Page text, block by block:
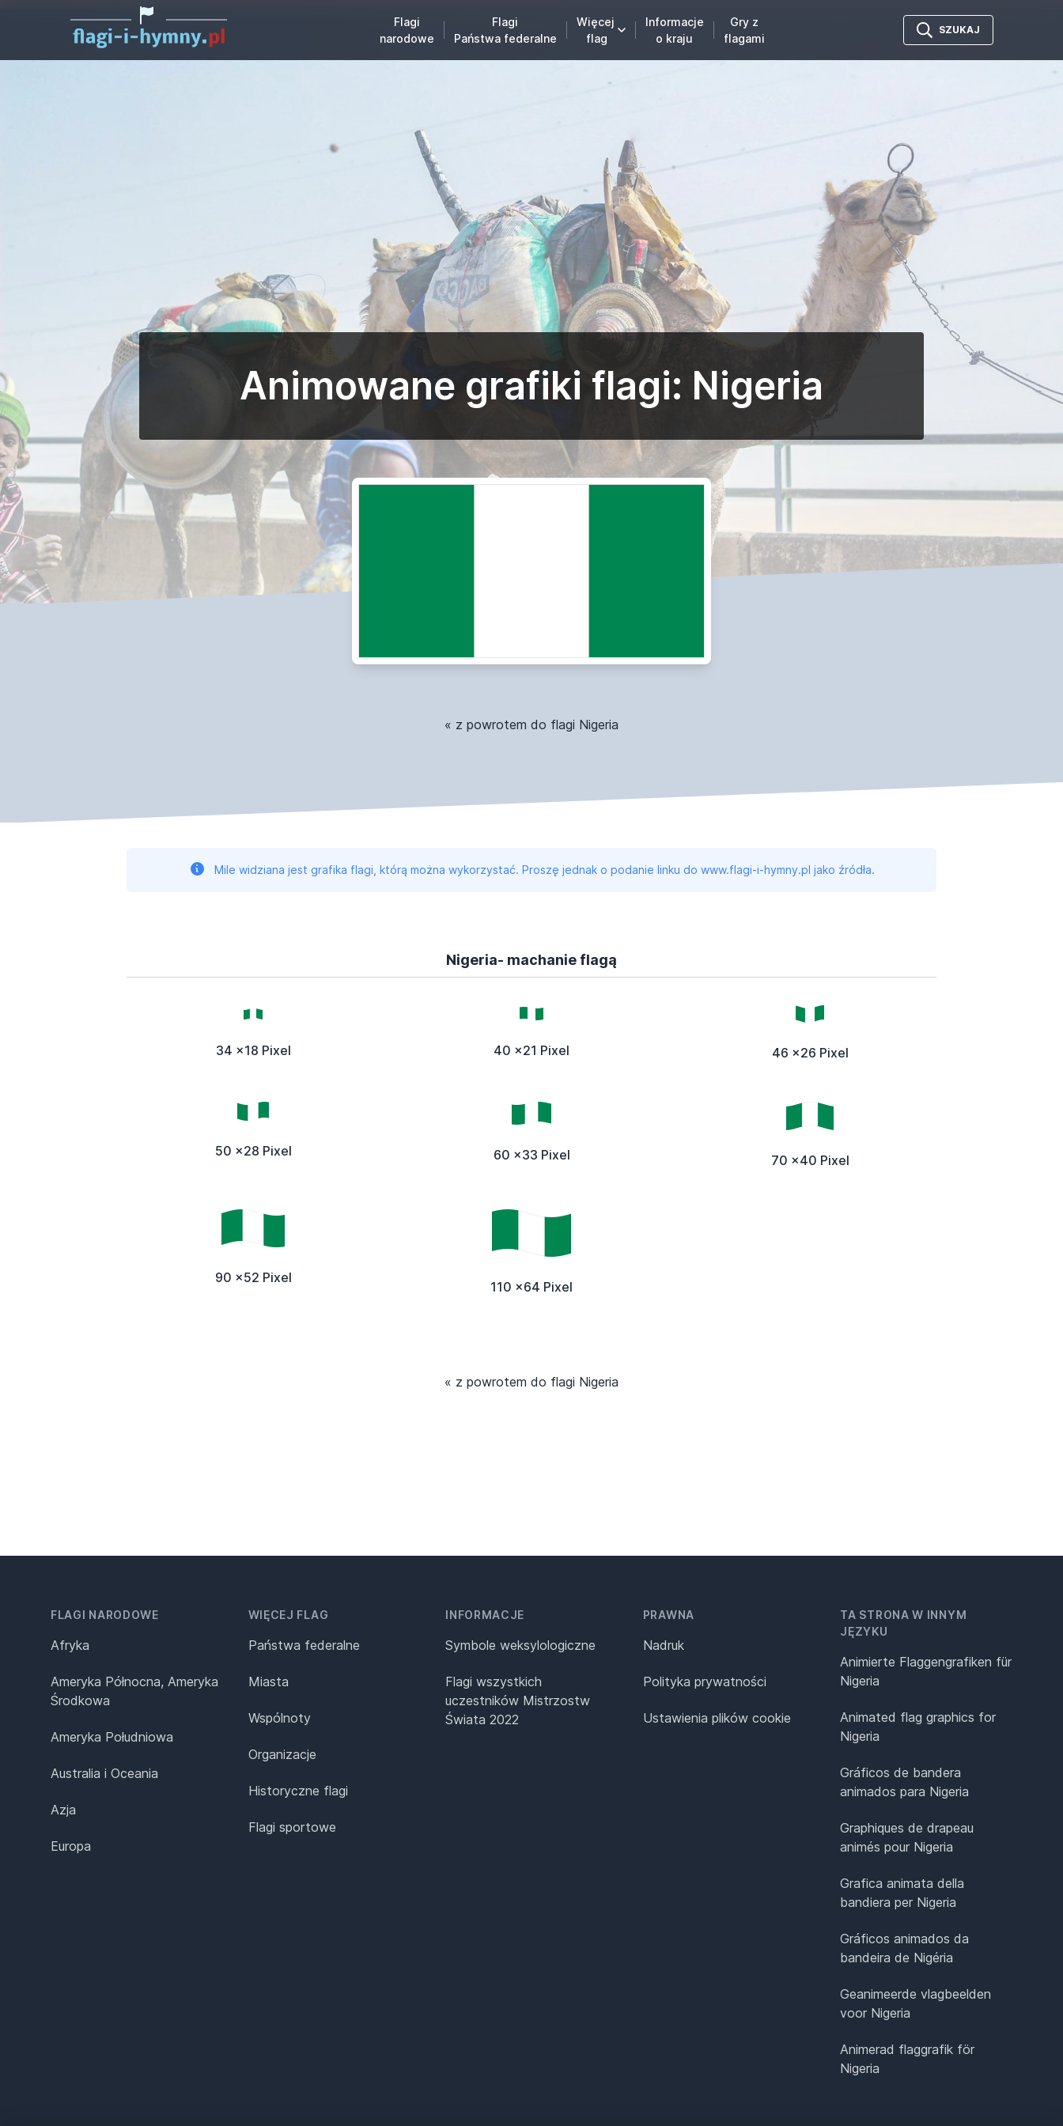
Flagi
narodowe
Flagi
Państwa federalne
Więcej
flag
Informacje
o kraju
Gry z
flagami
SZUKAJ
Animowane grafiki flagi: Nigeria
« z powrotem do flagi Nigeria
Mile widziana jest grafika flagi, którą można wykorzystać. Proszę jednak o podanie linku do www.flagi-i-hymny.pl jako źródła.
Nigeria- machanie flagą
34 x18 Pixel 40 x21 Pixel 46 x26 Pixel
50 x28 Pixel 60 x33 Pixel 70 x40 Pixel
90 x52 Pixel
110 x64 Pixel
« z powrotem do flagi Nigeria
FLAGI NARODOWE
Afryka
Ameryka Północna, Ameryka
Środkowa
Ameryka Południowa
Australia i Oceania
Azja
Europa
WIĘCEJ FLAG
Państwa federalne
Miasta
Wspólnoty
Organizacje
Historyczne flagi
Flagi sportowe
INFORMACJE
Symbole weksylologiczne
Flagi wszystkich
uczestników Mistrzostw
Świata 2022
PRAWNA
Nadruk
Polityka prywatności
Ustawienia plików cookie
TA STRONA W INNYM
JĘZYKU
Animierte Flaggengrafiken für
Nigeria
Animated flag graphics for
Nigeria
Gráficos de bandera
animados para Nigeria
Graphiques de drapeau
animés pour Nigeria
Grafica animata della
bandiera per Nigeria
Gráficos animados da
bandeira de Nigéria
Geanimeerde vlagbeelden
voor Nigeria
Animerad flaggrafik för
Nigeria